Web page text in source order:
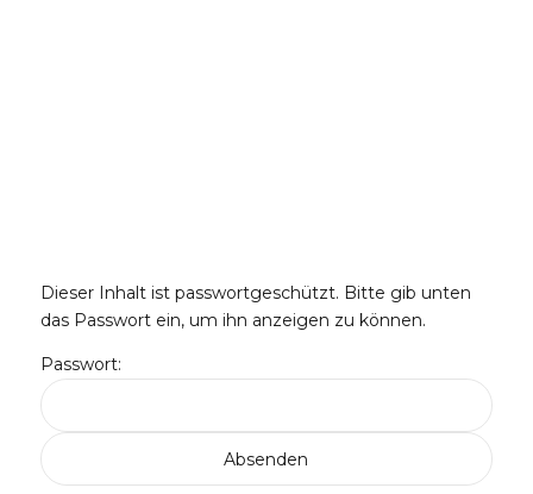
Dieser Inhalt ist passwortgeschützt. Bitte gib unten
das Passwort ein, um ihn anzeigen zu können.
Passwort: